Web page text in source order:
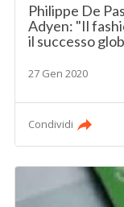
Philippe De
Adyen: "Il
il successo
27 Gen 2020
Condividi